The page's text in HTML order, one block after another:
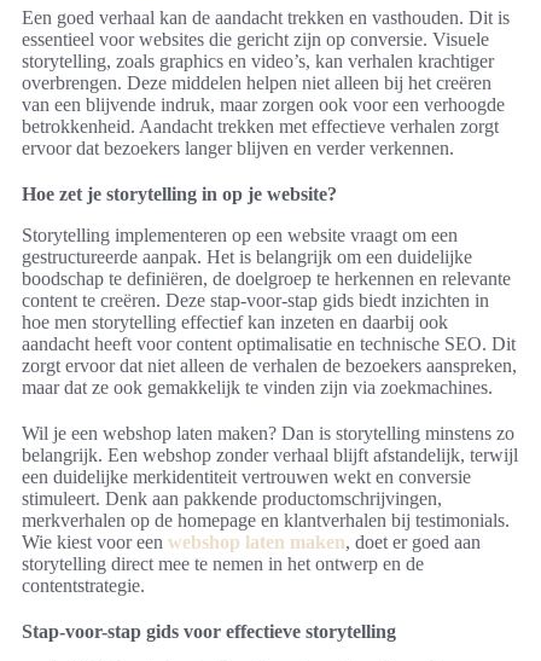
Een goed verhaal kan de aandacht trekken en vasthouden. Dit is
essentieel voor websites die gericht zijn op conversie. Visuele
storytelling, zoals graphics en video’s, kan verhalen krachtiger
overbrengen. Deze middelen helpen niet alleen bij het creëren
van een blijvende indruk, maar zorgen ook voor een verhoogde
betrokkenheid. Aandacht trekken met effectieve verhalen zorgt
ervoor dat bezoekers langer blijven en verder verkennen.
Hoe zet je storytelling in op je website?
Storytelling implementeren op een website vraagt om een
gestructureerde aanpak. Het is belangrijk om een duidelijke
boodschap te definiëren, de doelgroep te herkennen en relevante
content te creëren. Deze stap-voor-stap gids biedt inzichten in
hoe men storytelling effectief kan inzeten en daarbij ook
aandacht heeft voor content optimalisatie en technische SEO. Dit
zorgt ervoor dat niet alleen de verhalen de bezoekers aanspreken,
maar dat ze ook gemakkelijk te vinden zijn via zoekmachines.
Wil je een webshop laten maken? Dan is storytelling minstens zo
belangrijk. Een webshop zonder verhaal blijft afstandelijk, terwijl
een duidelijke merkidentiteit vertrouwen wekt en conversie
stimuleert. Denk aan pakkende productomschrijvingen,
merkverhalen op de homepage en klantverhalen bij testimonials.
Wie kiest voor een webshop laten maken, doet er goed aan
storytelling direct mee te nemen in het ontwerp en de
contentstrategie.
Stap-voor-stap gids voor effectieve storytelling